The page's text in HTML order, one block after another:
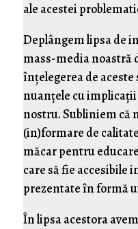
ale acestei
Deplângem lipsa de
mass-media noastră
înţelegerea de
nuanţele cu
nostru. Subliniem că
(in)formare de
măcar pentru
care să fie accesibile
prezentate în formă
În lipsa acestora